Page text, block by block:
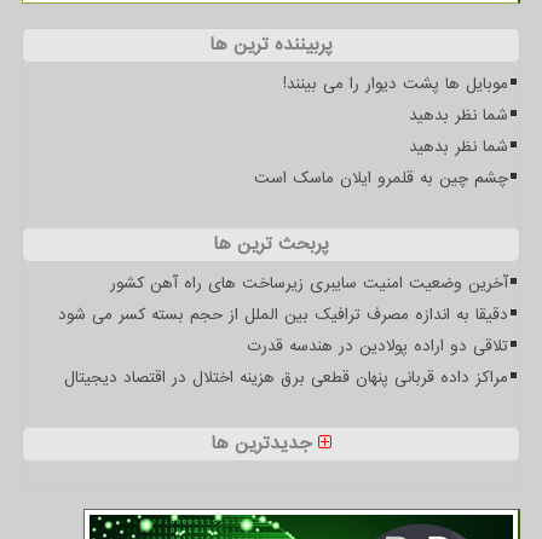
پربیننده ترین ها
موبایل ها پشت دیوار را می بینند!
شما نظر بدهید
شما نظر بدهید
چشم چین به قلمرو ایلان ماسک است
پربحث ترین ها
آخرین وضعیت امنیت سایبری زیرساخت های راه آهن کشور
دقیقا به اندازه مصرف ترافیک بین الملل از حجم بسته کسر می شود
تلاقی دو اراده پولادین در هندسه قدرت
مراکز داده قربانی پنهان قطعی برق هزینه اختلال در اقتصاد دیجیتال
جدیدترین ها